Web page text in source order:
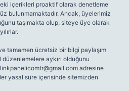
içerikleri proaktif olarak denetleme
bulunmamaktadır. Ancak, üyelerimiz
taşımakta olup, siteye üye olarak
tamamen ücretsiz bir bilgi paylaşım
aykırı olduğunu
adresine
yasal süre içerisinde sitemizden